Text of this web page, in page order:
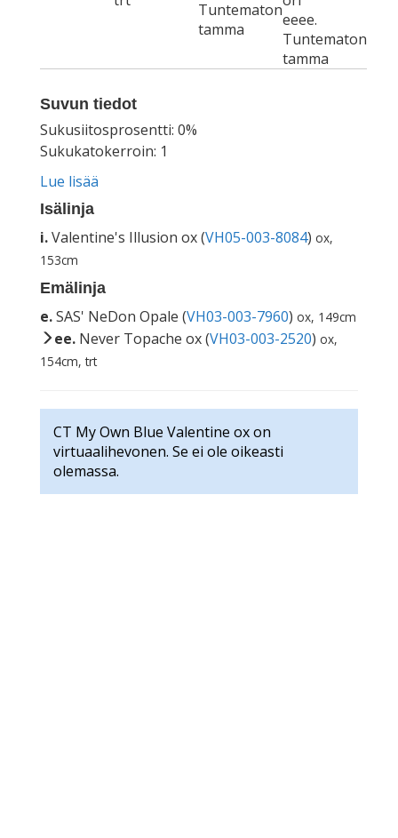
Tuntematon
tamma
eeee.
Tuntematon
tamma
Suvun tiedot
Sukusiitosprosentti: 0%
Sukukatokerroin: 1
Lue lisää
Isälinja
i.Valentine's Illusion ox (VH05-003-8084) ox,
153cm
Emälinja
e.SAS' NeDon Opale (VH03-003-7960) ox, 149cm
ee. Never Topache ox (VH03-003-2520) ox,
154cm, trt
CT My Own Blue Valentine ox on
virtuaalihevonen. Se ei ole oikeasti
olemassa.